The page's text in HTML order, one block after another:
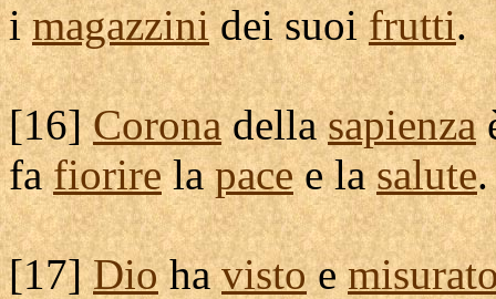
imagazzinidei suoifrutti.
[16]Coronadellasapienza
fafiorirelapacee lasalute.
[17]Diohavistoe